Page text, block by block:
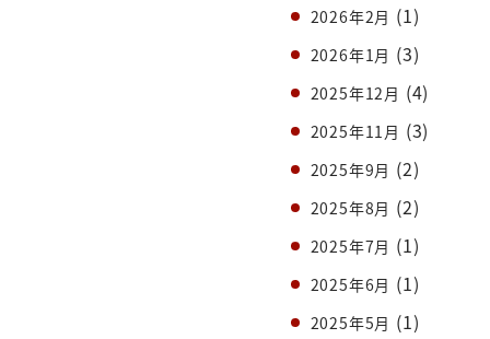
2026年2月 (1)
2026年1月 (3)
2025年12月 (4)
2025年11月 (3)
2025年9月 (2)
2025年8月 (2)
2025年7月 (1)
2025年6月 (1)
2025年5月 (1)